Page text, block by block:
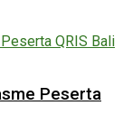
Peserta